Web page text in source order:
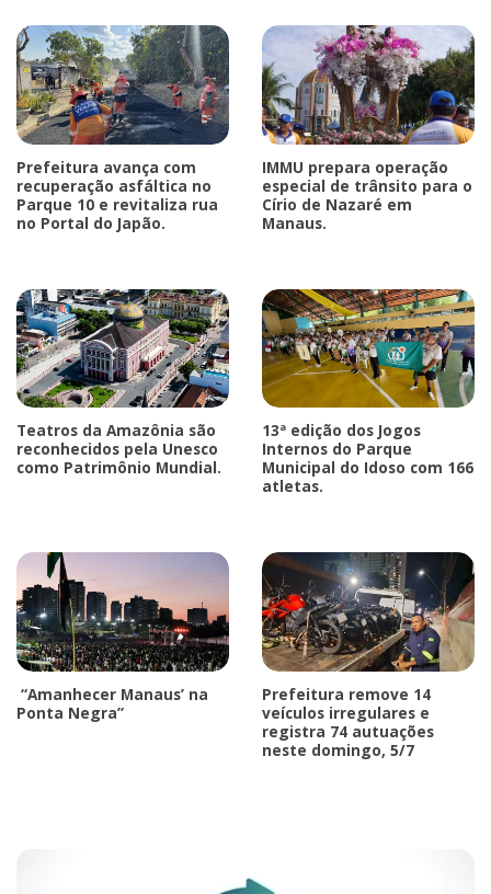
Prefeitura avança com
recuperação asfáltica no
Parque 10 e revitaliza rua
no Portal do Japão.
IMMU prepara operação
especial de trânsito para o
Círio de Nazaré em
Manaus.
Teatros da Amazônia são
reconhecidos pela Unesco
como Patrimônio Mundial.
13ª edição dos Jogos
Internos do Parque
Municipal do Idoso com 166
atletas.
“Amanhecer Manaus’ na
Ponta Negra”
Prefeitura remove 14
veículos irregulares e
registra 74 autuações
neste domingo, 5/7